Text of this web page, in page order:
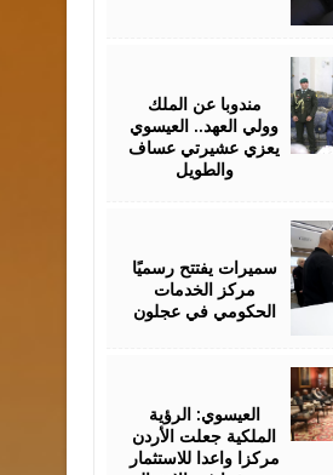
مندوبا عن الملك
وولي العهد.. العيسوي
يعزي عشيرتي عساف
والطويل
سميرات يفتتح رسميًا
مركز الخدمات
الحكومي في عجلون
2026
العيسوي: الرؤية
الملكية جعلت الأردن
مركزا واعدا للاستثمار